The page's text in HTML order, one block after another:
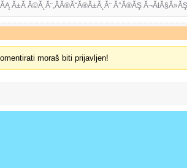
Ă±Ă Ă©Ă˛Ă¨,Ă­Ă®Ă˘Ă®Ă±Ă˛Ă¨ Ă°Ă®ĂŞ
moraš biti prijavljen!